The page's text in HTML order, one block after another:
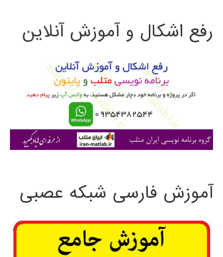
ج
ی
رفع اشکال و آموزش آنلاین
آموزش فارسی شبکه عصبی